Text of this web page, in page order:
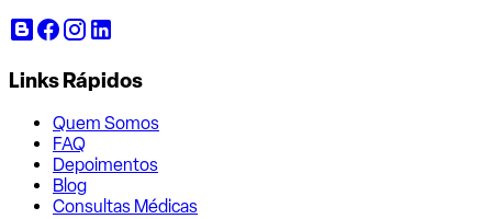
Links Rápidos
Quem Somos
FAQ
Depoimentos
Blog
Consultas Médicas